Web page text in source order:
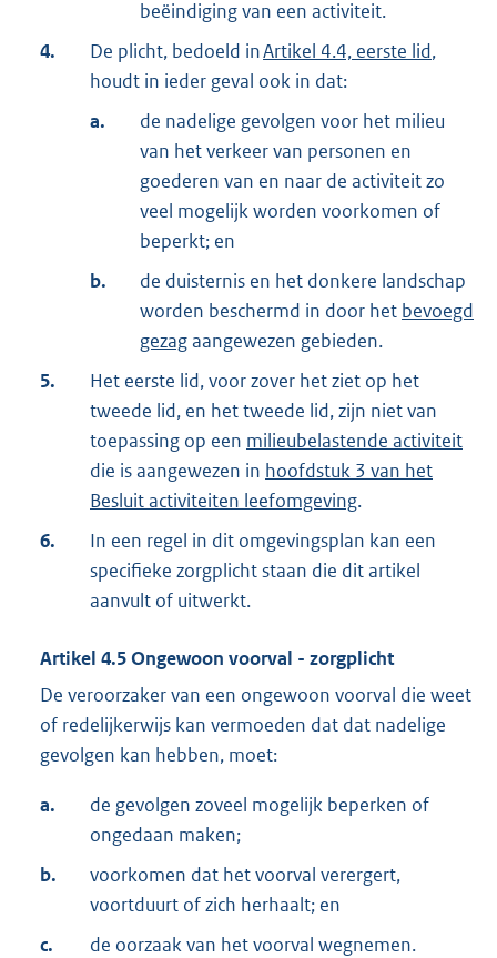
beëindiging van een activiteit.
4.
De plicht, bedoeld inArtikel 4.4, eerste lid,
houdt in ieder geval ook in dat:
a.
de nadelige gevolgen voor het milieu
van het verkeer van personen en
goederen van en naar de activiteit zo
veel mogelijk worden voorkomen of
beperkt; en
b.
de duisternis en het donkere landschap
worden beschermd in door het bevoegd
gezagaangewezen gebieden.
5.
Het eerste lid, voor zover het ziet op het
tweede lid, en het tweede lid, zijn niet van
toepassing op een milieubelastende activiteit
die is aangewezen in hoofdstuk 3 van het
Besluit activiteiten leefomgeving.
6.
In een regel in dit omgevingsplan kan een
specifieke zorgplicht staan die dit artikel
aanvult of uitwerkt.
Artikel 4.5Ongewoon voorval - zorgplicht
De veroorzaker van een ongewoon voorval die weet
of redelijkerwijs kan vermoeden dat dat nadelige
gevolgen kan hebben, moet:
a.
de gevolgen zoveel mogelijk beperken of
ongedaan maken;
b.
voorkomen dat het voorval verergert,
voortduurt of zich herhaalt; en
c.
de oorzaak van het voorval wegnemen.